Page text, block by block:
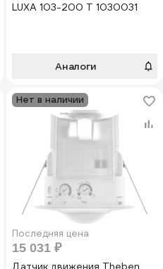
LUXA 103-200 T 1030031
Аналоги
Нет в наличии
Последняя цена
15 031 ₽
Датчик движения Theben